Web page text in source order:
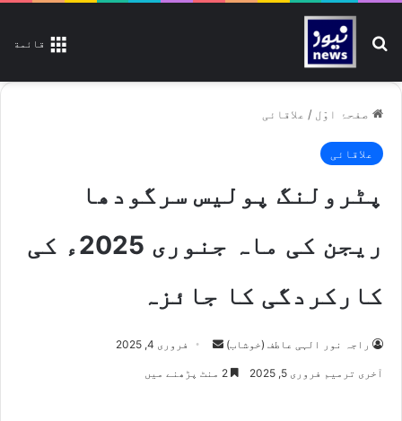
قائمة تلاش کیجیے
صفحۂ اوّل / علاقائی
علاقائی
پٹرولنگ پولیس سرگودھا
ریجن کی ماہ جنوری 2025ء کی
کارکردگی کا جائزہ
راجہ نور الہی عاطف (خوشاب) فروری 4, 2025
آخری ترمیم فروری 5, 2025